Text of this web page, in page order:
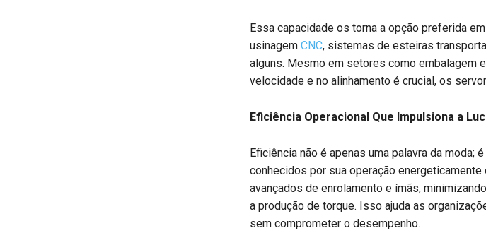
Essa capacidade os torna a opção preferida
usinagem CNC, sistemas de esteiras
alguns. Mesmo em setores como embalagem
velocidade e no alinhamento é crucial, os
Eficiência Operacional Que Impulsiona a
Eficiência não é apenas uma palavra da moda;
conhecidos por sua operação
avançados de enrolamento e ímãs,
a produção de torque. Isso ajuda as
sem comprometer o desempenho.